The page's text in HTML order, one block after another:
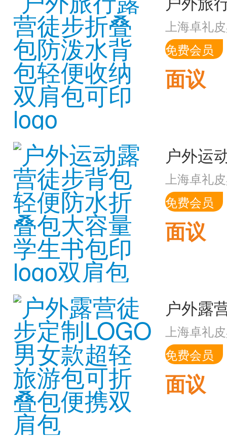
上海卓礼
免费会员
面议
上海卓礼
免费会员
面议
上海卓礼
免费会员
面议